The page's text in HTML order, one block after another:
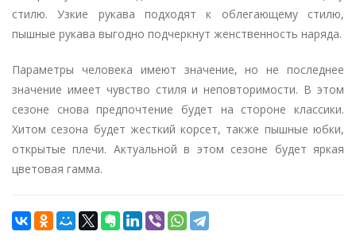
стилю. Узкие рукава подходят к облегающему стилю,
пышные рукава выгодно подчеркнут женственность наряда.
Параметры человека имеют значение, но не последнее
значение имеет чувство стиля и неповторимости. В этом
сезоне снова предпочтение будет на стороне классики.
Хитом сезона будет жесткий корсет, также пышные юбки,
открытые плечи. Актуальной в этом сезоне будет яркая
цветовая гамма.